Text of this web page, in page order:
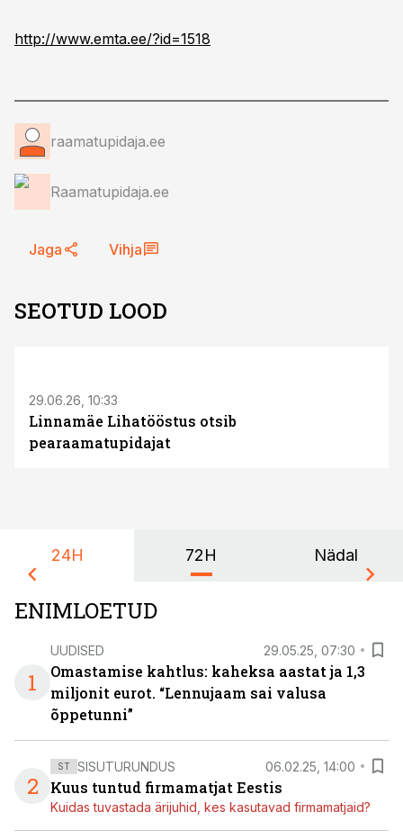
http://www.emta.ee/?id=1518
raamatupidaja.ee
Raamatupidaja.ee
Jaga Vihja
SEOTUD LOOD
29.06.26, 10:33
Linnamäe Lihatööstus otsib
pearaamatupidajat
24H 72H Nädal
ENIMLOETUD
1
UUDISED 29.05.25, 07:30
Omastamise kahtlus: kaheksa aastat ja 1,3
miljonit eurot. “Lennujaam sai valusa
õppetunni”
2
ST SISUTURUNDUS 06.02.25, 14:00
Kuus tuntud firmamatjat Eestis
Kuidas tuvastada ärijuhid, kes kasutavad firmamatjaid?